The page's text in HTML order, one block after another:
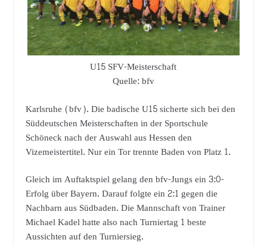
U15 SFV-Meisterschaft
Quelle: bfv
Karlsruhe (bfv). Die badische U15 sicherte sich bei den
Süddeutschen Meisterschaften in der Sportschule
Schöneck nach der Auswahl aus Hessen den
Vizemeistertitel. Nur ein Tor trennte Baden von Platz 1.
Gleich im Auftaktspiel gelang den bfv-Jungs ein 3:0-
Erfolg über Bayern. Darauf folgte ein 2:1 gegen die
Nachbarn aus Südbaden. Die Mannschaft von Trainer
Michael Kadel hatte also nach Turniertag 1 beste
Aussichten auf den Turniersieg.